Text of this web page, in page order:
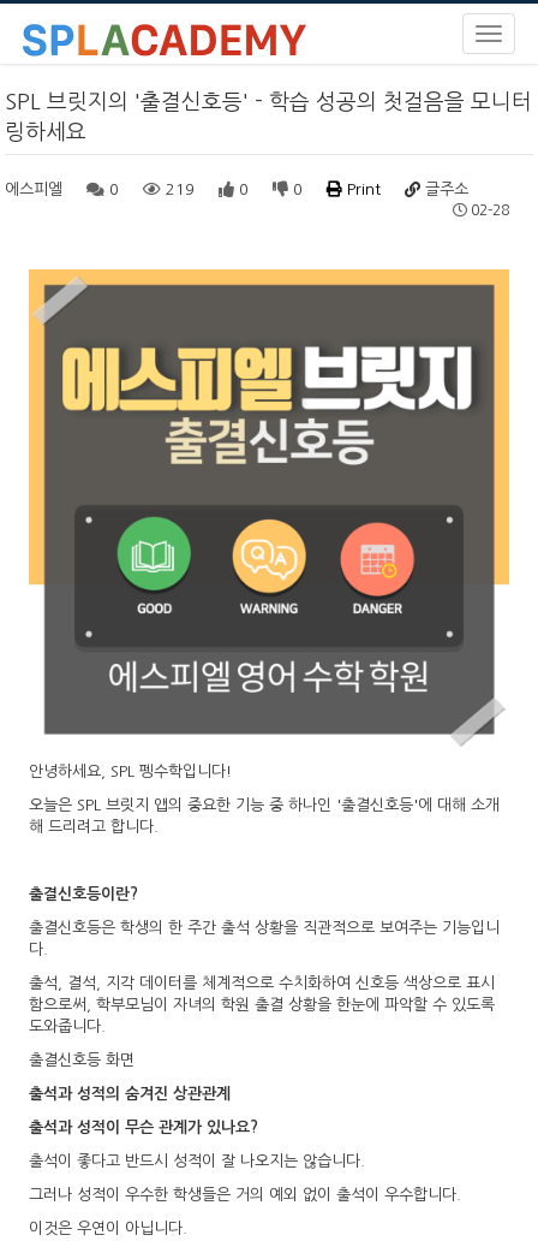
SPL 브릿지의 '출결신호등' - 학습 성공의 첫걸음을 모니터
링하세요
에스피엘 0 219 0 0 Print 글주소
02-28
안녕하세요, SPL 펭수학입니다!
오늘은 SPL 브릿지 앱의 중요한 기능 중 하나인 '출결신호등'에 대해 소개
해 드리려고 합니다.
출결신호등이란?
출결신호등은 학생의 한 주간 출석 상황을 직관적으로 보여주는 기능입니
다.
출석, 결석, 지각 데이터를 체계적으로 수치화하여 신호등 색상으로 표시
함으로써, 학부모님이 자녀의 학원 출결 상황을 한눈에 파악할 수 있도록
도와줍니다.
출결신호등 화면
출석과 성적의 숨겨진 상관관계
출석과 성적이 무슨 관계가 있나요?
출석이 좋다고 반드시 성적이 잘 나오지는 않습니다.
그러나 성적이 우수한 학생들은 거의 예외 없이 출석이 우수합니다.
이것은 우연이 아닙니다.